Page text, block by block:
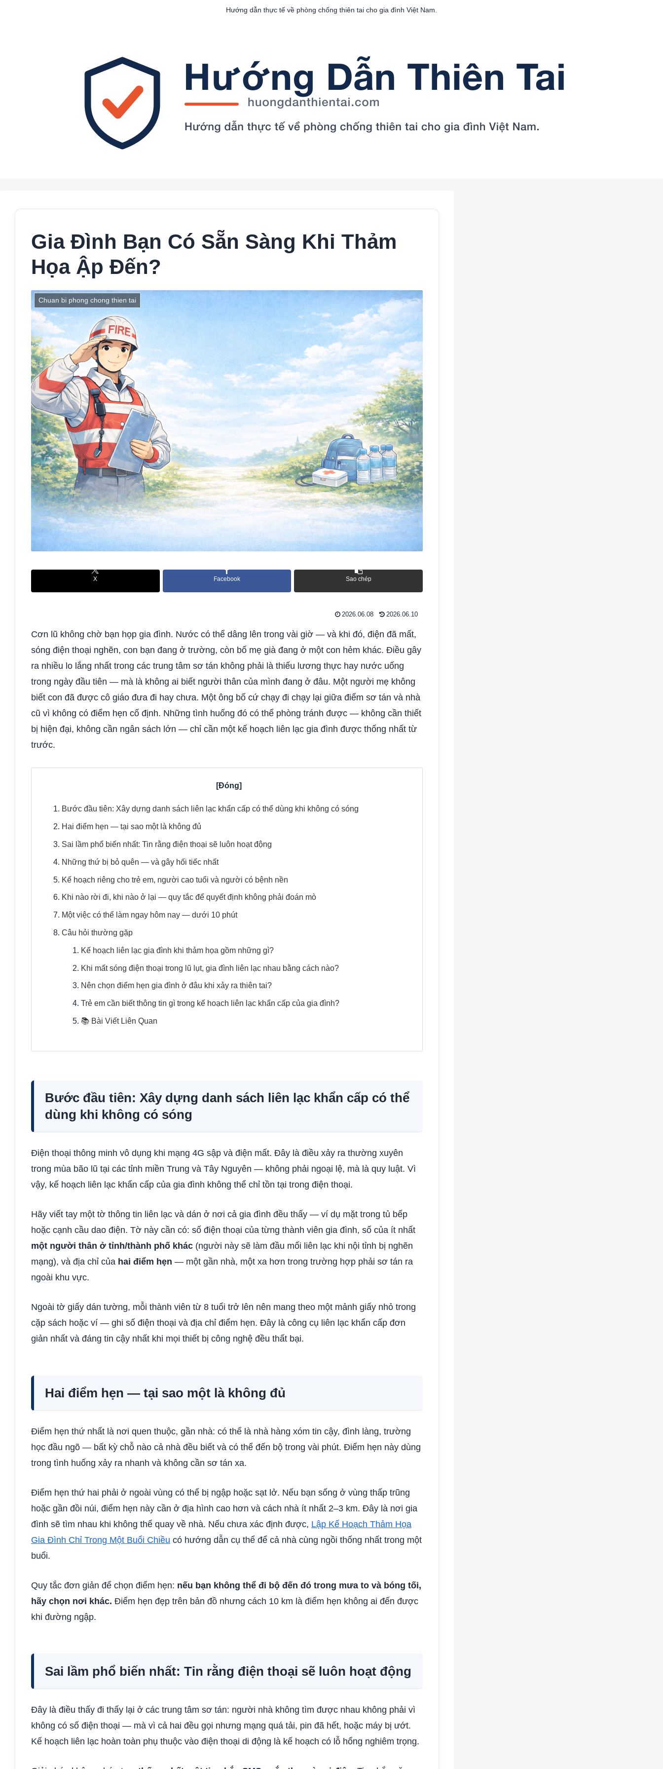
Hướng dẫn thực tế về phòng chống thiên tai cho gia đình Việt Nam.
Gia Đình Bạn Có Sẵn Sàng Khi Thảm
Họa Ập Đến?
Chuan bi phong chong thien tai
X Facebook Sao chép
2026.06.08 2026.06.10
Cơn lũ không chờ bạn họp gia đình. Nước có thể dâng lên trong vài giờ — và khi đó, điện đã mất,
sóng điện thoại nghẽn, con bạn đang ở trường, còn bố mẹ già đang ở một con hẻm khác. Điều gây
ra nhiều lo lắng nhất trong các trung tâm sơ tán không phải là thiếu lương thực hay nước uống
trong ngày đầu tiên — mà là không ai biết người thân của mình đang ở đâu. Một người mẹ không
biết con đã được cô giáo đưa đi hay chưa. Một ông bố cứ chạy đi chạy lại giữa điểm sơ tán và nhà
cũ vì không có điểm hẹn cố định. Những tình huống đó có thể phòng tránh được — không cần thiết
bị hiện đại, không cần ngân sách lớn — chỉ cần một kế hoạch liên lạc gia đình được thống nhất từ
trước.
Bước đầu tiên: Xây dựng danh sách liên lạc khẩn cấp có thể dùng khi không có sóng
Hai điểm hẹn — tại sao một là không đủ
Sai lầm phổ biến nhất: Tin rằng điện thoại sẽ luôn hoạt động
Những thứ bị bỏ quên — và gây hối tiếc nhất
Kế hoạch riêng cho trẻ em, người cao tuổi và người có bệnh nền
Khi nào rời đi, khi nào ở lại — quy tắc để quyết định không phải đoán mò
Một việc có thể làm ngay hôm nay — dưới 10 phút
Câu hỏi thường gặp
Kế hoạch liên lạc gia đình khi thảm họa gồm những gì?
Khi mất sóng điện thoại trong lũ lụt, gia đình liên lạc nhau bằng cách nào?
Nên chọn điểm hẹn gia đình ở đâu khi xảy ra thiên tai?
Trẻ em cần biết thông tin gì trong kế hoạch liên lạc khẩn cấp của gia đình?
📚 Bài Viết Liên Quan
Bước đầu tiên: Xây dựng danh sách liên lạc khẩn cấp có thể
dùng khi không có sóng
Điện thoại thông minh vô dụng khi mạng 4G sập và điện mất. Đây là điều xảy ra thường xuyên
trong mùa bão lũ tại các tỉnh miền Trung và Tây Nguyên — không phải ngoại lệ, mà là quy luật. Vì
vậy, kế hoạch liên lạc khẩn cấp của gia đình không thể chỉ tồn tại trong điện thoại.
Hãy viết tay một tờ thông tin liên lạc và dán ở nơi cả gia đình đều thấy — ví dụ mặt trong tủ bếp
hoặc cạnh cầu dao điện. Tờ này cần có: số điện thoại của từng thành viên gia đình, số của ít nhất
một người thân ở tỉnh/thành phố khác (người này sẽ làm đầu mối liên lạc khi nội tỉnh bị nghẽn
mạng), và địa chỉ của hai điểm hẹn — một gần nhà, một xa hơn trong trường hợp phải sơ tán ra
ngoài khu vực.
Ngoài tờ giấy dán tường, mỗi thành viên từ 8 tuổi trở lên nên mang theo một mảnh giấy nhỏ trong
cặp sách hoặc ví — ghi số điện thoại và địa chỉ điểm hẹn. Đây là công cụ liên lạc khẩn cấp đơn
giản nhất và đáng tin cậy nhất khi mọi thiết bị công nghệ đều thất bại.
Hai điểm hẹn — tại sao một là không đủ
Điểm hẹn thứ nhất là nơi quen thuộc, gần nhà: có thể là nhà hàng xóm tin cậy, đình làng, trường
học đầu ngõ — bất kỳ chỗ nào cả nhà đều biết và có thể đến bộ trong vài phút. Điểm hẹn này dùng
trong tình huống xảy ra nhanh và không cần sơ tán xa.
Điểm hẹn thứ hai phải ở ngoài vùng có thể bị ngập hoặc sạt lở. Nếu bạn sống ở vùng thấp trũng
hoặc gần đồi núi, điểm hẹn này cần ở địa hình cao hơn và cách nhà ít nhất 2–3 km. Đây là nơi gia
đình sẽ tìm nhau khi không thể quay về nhà. Nếu chưa xác định được, Lập Kế Hoạch Thảm Họa
Gia Đình Chỉ Trong Một Buổi Chiều có hướng dẫn cụ thể để cả nhà cùng ngồi thống nhất trong một
buổi.
Quy tắc đơn giản để chọn điểm hẹn: nếu bạn không thể đi bộ đến đó trong mưa to và bóng tối,
hãy chọn nơi khác. Điểm hẹn đẹp trên bản đồ nhưng cách 10 km là điểm hẹn không ai đến được
khi đường ngập.
Sai lầm phổ biến nhất: Tin rằng điện thoại sẽ luôn hoạt động
Đây là điều thấy đi thấy lại ở các trung tâm sơ tán: người nhà không tìm được nhau không phải vì
không có số điện thoại — mà vì cả hai đều gọi nhưng mạng quá tải, pin đã hết, hoặc máy bị ướt.
Kế hoạch liên lạc hoàn toàn phụ thuộc vào điện thoại di động là kế hoạch có lỗ hổng nghiêm trọng.